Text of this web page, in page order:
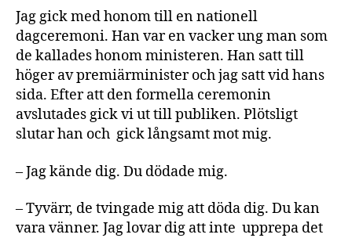
Jag gick med honom till en nationell
dagceremoni. Han var en vacker ung man som
de kallades honom ministeren. Han satt till
höger av premiärminister och jag satt vid hans
sida. Efter att den formella ceremonin
avslutades gick vi ut till publiken. Plötsligt
slutar han och gick långsamt mot mig.
– Jag kände dig. Du dödade mig.
– Tyvärr, de tvingade mig att döda dig. Du kan
vara vänner. Jag lovar dig att inte upprepa det